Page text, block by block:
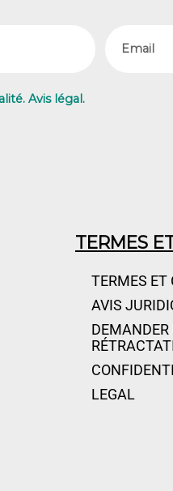
Avis légal.
TERMES
TERMES ET
AVIS
DEMANDER
LEGAL